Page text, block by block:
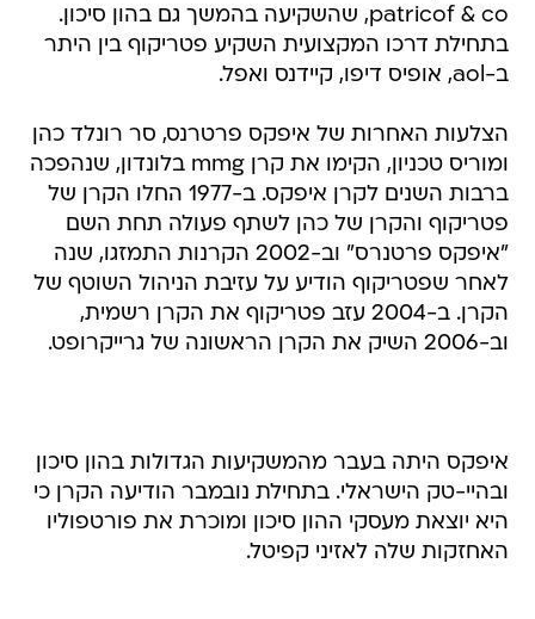
patricof & co, שהשקיעה בהמשך גם בהון סיכון.
בתחילת דרכו המקצועית השקיע פטריקוף בין היתר
ב-aol, אופיס דיפו, קיידנס ואפל.
הצלעות האחרות של איפקס פרטרנס, סר רונלד כהן
ומוריס טכניון, הקימו את קרן mmg בלונדון, שנהפכה
ברבות השנים לקרן איפקס. ב-1977 החלו הקרן של
פטריקוף והקרן של כהן לשתף פעולה תחת השם
"איפקס פרטנרס" וב-2002 הקרנות התמזגו, שנה
לאחר שפטריקוף הודיע על עזיבת הניהול השוטף של
הקרן. ב-2004 עזב פטריקוף את הקרן רשמית,
וב-2006 השיק את הקרן הראשונה של גרייקרופט.
איפקס היתה בעבר מהמשקיעות הגדולות בהון סיכון
ובהיי-טק הישראלי. בתחילת נובמבר הודיעה הקרן כי
היא יוצאת מעסקי ההון סיכון ומוכרת את פורטפוליו
האחזקות שלה לאזיני קפיטל.